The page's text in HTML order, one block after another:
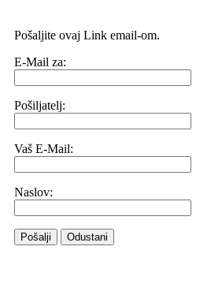
Pošaljite ovaj Link email-om.
E-Mail za:
Pošiljatelj:
Vaš E-Mail:
Naslov:
Pošalji Odustani